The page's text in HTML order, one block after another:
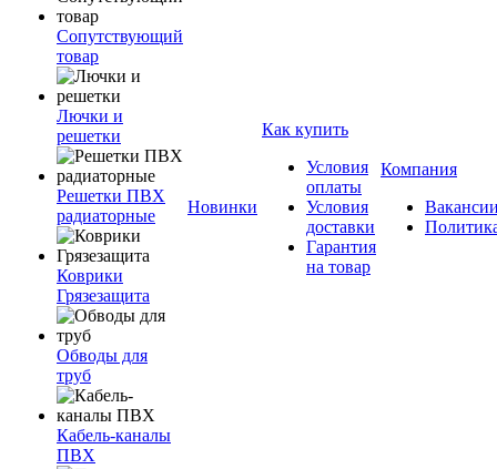
Сопутствующий
товар
Лючки и
решетки
Решетки ПВХ
радиаторные
Коврики
Грязезащита
Обводы для
труб
Кабель-каналы
ПВХ
Новинки
Как купить
Условия
оплаты
Условия
доставки
Гарантия
на товар
Компания